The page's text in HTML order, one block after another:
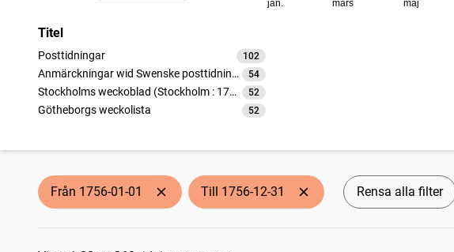
jan. mars maj
Titel
Posttidningar 102
träffar
Anmärckningar wid Swenske posttidningarne
54
träffar
Stockholms weckoblad (Stockholm : 1745)
52
träffar
Götheborgs weckolista
52
träffar
Från 1756-01-01 Till 1756-12-31 Rensa alla filter